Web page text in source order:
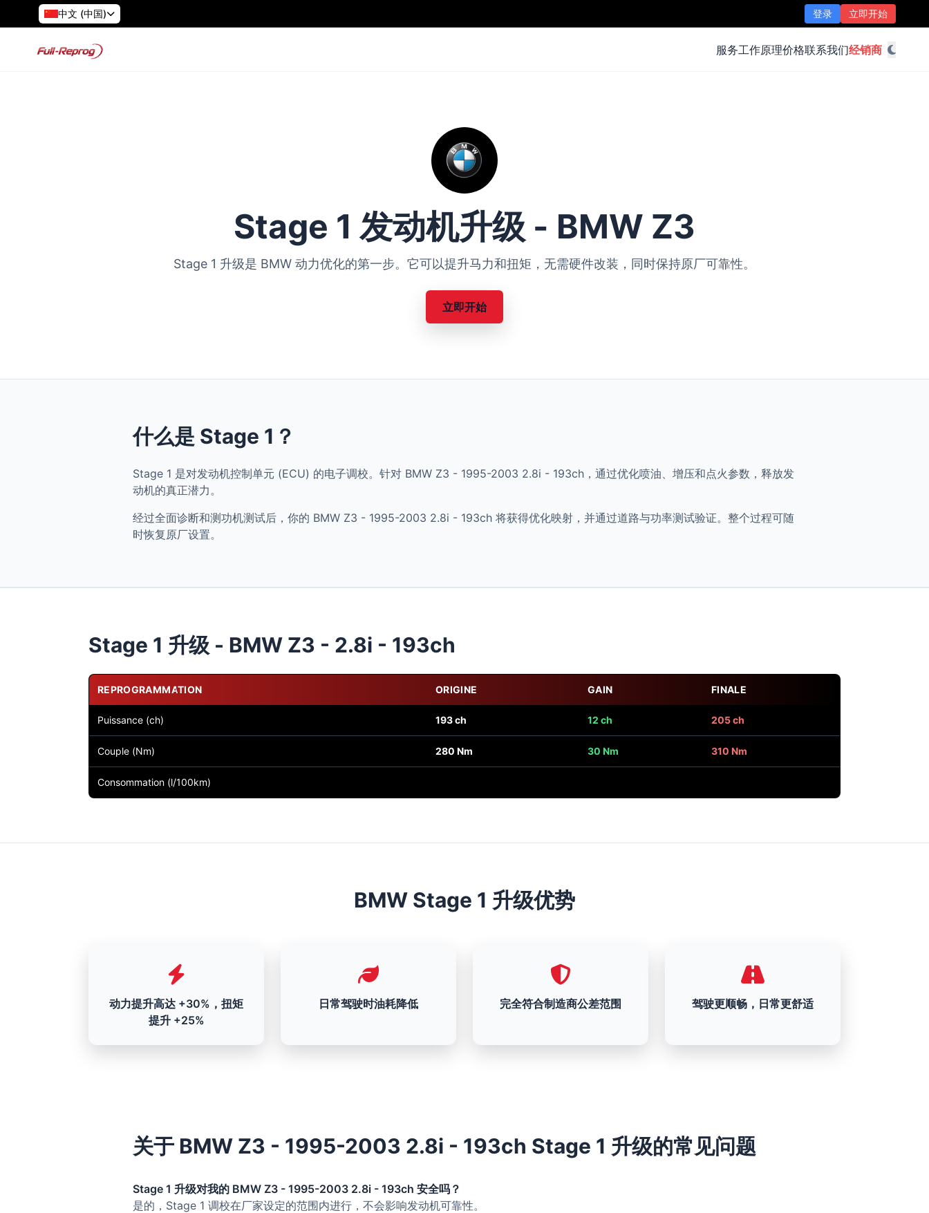
中文 (中国) 登录 立即开始
服务工作原理价格联系我们经销商
Stage 1 发动机升级 - BMW Z3
Stage 1 升级是 BMW 动力优化的第一步。它可以提升马力和扭矩，无需硬件改装，同时保持原厂可靠性。
立即开始
什么是 Stage 1？
Stage 1 是对发动机控制单元 (ECU) 的电子调校。针对 BMW Z3 - 1995-2003 2.8i - 193ch，通过优化喷油、增压和点火参数，释放发
动机的真正潜力。
经过全面诊断和测功机测试后，你的 BMW Z3 - 1995-2003 2.8i - 193ch 将获得优化映射，并通过道路与功率测试验证。整个过程可随
时恢复原厂设置。
Stage 1 升级 - BMW Z3 - 2.8i - 193ch
REPROGRAMMATION ORIGINE GAIN FINALE
Puissance (ch) 193 ch 12 ch 205 ch
Couple (Nm) 280 Nm 30 Nm 310 Nm
Consommation (l/100km)
BMW Stage 1 升级优势
动力提升高达 +30%，扭矩
提升 +25%
日常驾驶时油耗降低 完全符合制造商公差范围 驾驶更顺畅，日常更舒适
关于 BMW Z3 - 1995-2003 2.8i - 193ch Stage 1 升级的常见问题
Stage 1 升级对我的 BMW Z3 - 1995-2003 2.8i - 193ch 安全吗？
是的，Stage 1 调校在厂家设定的范围内进行，不会影响发动机可靠性。